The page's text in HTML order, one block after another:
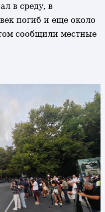
в среду, в
погиб и еще около
сообщили местные